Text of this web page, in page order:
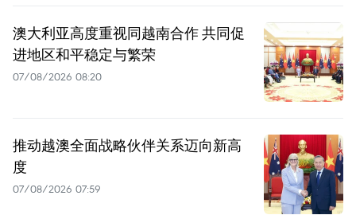
澳大利亚高度重视同越南合作 共同促
进地区和平稳定与繁荣
07/08/2026 08:20
推动越澳全面战略伙伴关系迈向新高
度
07/08/2026 07:59